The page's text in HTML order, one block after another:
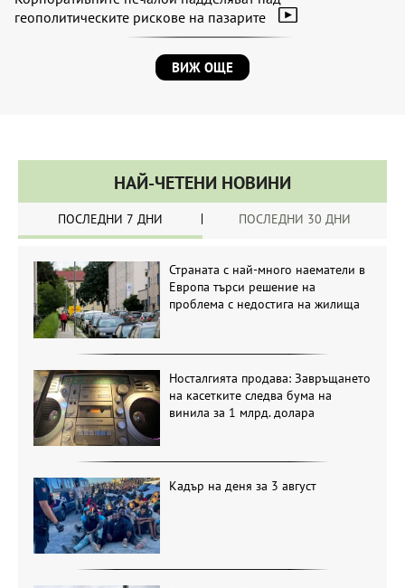
геополитическите рискове на пазарите
ВИЖ ОЩЕ
НАЙ-ЧЕТЕНИ НОВИНИ
ПОСЛЕДНИ 7 ДНИ ПОСЛЕДНИ 30 ДНИ
Страната с най-много наематели в
Европа търси решение на
проблема с недостига на жилища
Носталгията продава: Завръщането
на касетките следва бума на
винила за 1 млрд. долара
Кадър на деня за 3 август